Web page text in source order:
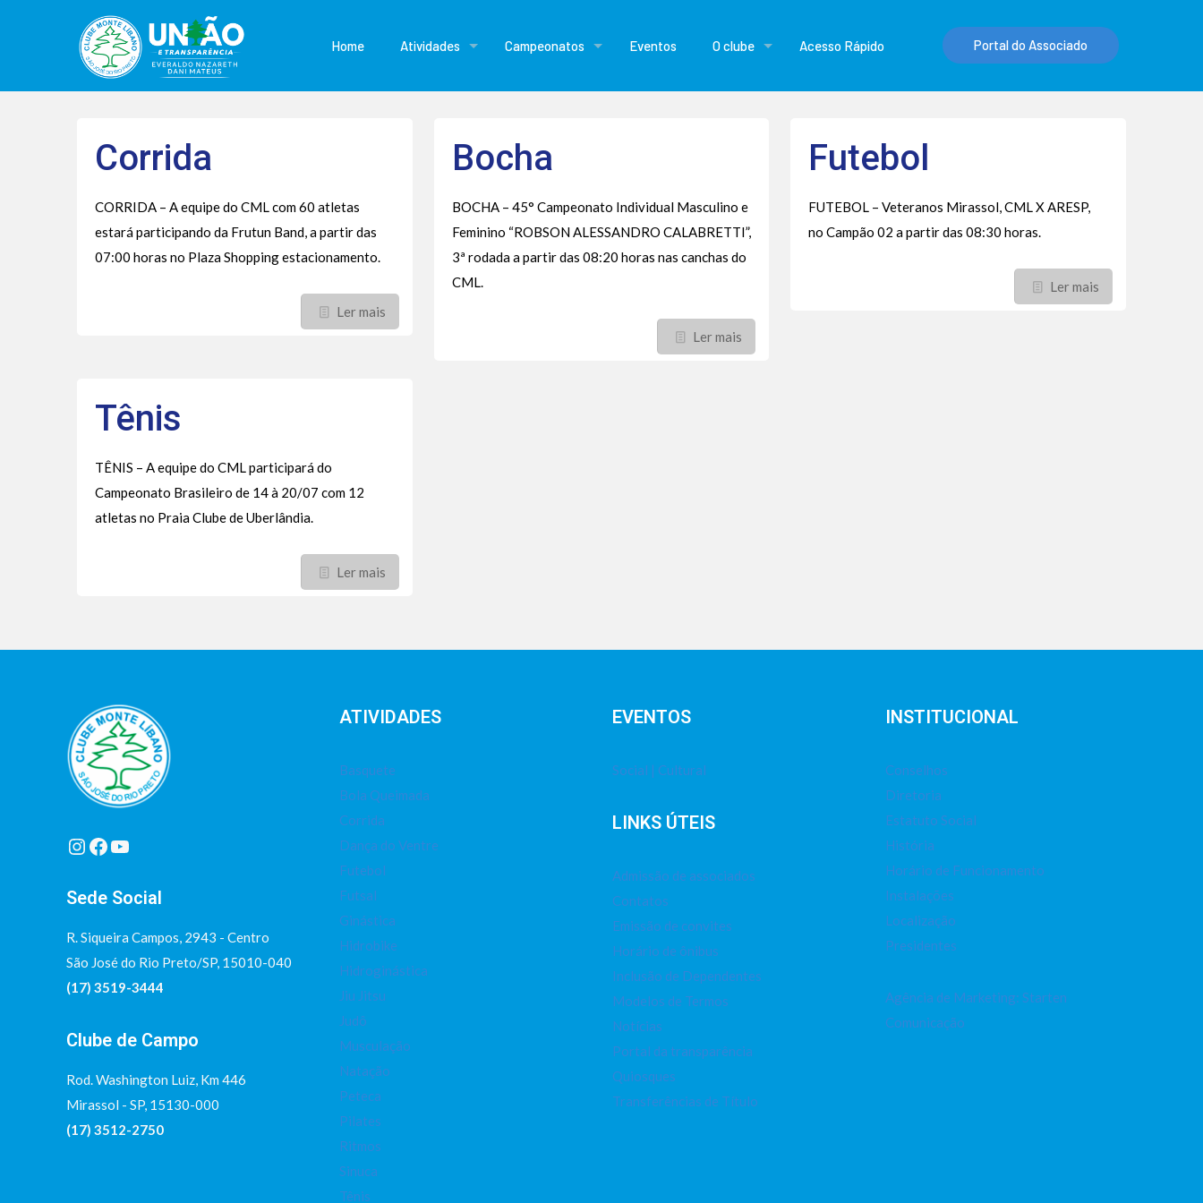
Home Atividades Campeonatos Eventos O clube Acesso Rápido Portal do Associado
Corrida
CORRIDA – A equipe do CML com 60 atletas
estará participando da Frutun Band, a partir das
07:00 horas no Plaza Shopping estacionamento.
Ler mais
Bocha
BOCHA – 45° Campeonato Individual Masculino e
Feminino “ROBSON ALESSANDRO CALABRETTI”,
3ª rodada a partir das 08:20 horas nas canchas do
CML.
Ler mais
Futebol
FUTEBOL – Veteranos Mirassol, CML X ARESP,
no Campão 02 a partir das 08:30 horas.
Ler mais
Tênis
TÊNIS – A equipe do CML participará do
Campeonato Brasileiro de 14 à 20/07 com 12
atletas no Praia Clube de Uberlândia.
Ler mais
Instagram
Facebook
Youtube
Sede Social
R. Siqueira Campos, 2943 - Centro
São José do Rio Preto/SP, 15010-040
(17) 3519-3444
Clube de Campo
Rod. Washington Luiz, Km 446
Mirassol - SP, 15130-000
(17) 3512-2750
ATIVIDADES
Basquete
Bola Queimada
Corrida
Dança do Ventre
Futebol
Futsal
Ginástica
Hidrobike
Hidroginástica
Jiu Jitsu
Judô
Musculação
Natação
Peteca
Pilates
Ritmos
Sinuca
Tênis
EVENTOS
Social | Cultural
LINKS ÚTEIS
Admissão de associados
Contatos
Emissão de convites
Horário de ônibus
Inclusão de Dependentes
Modelos de Termos
Notícias
Portal da transparência
Quiosques
Transferências de Título
INSTITUCIONAL
Conselhos
Diretoria
Estatuto Social
História
Horário de Funcionamento
Instalações
Localização
Presidentes
Agência de Marketing: Starten
Comunicação